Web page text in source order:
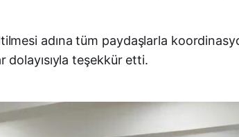
adına tüm paydaşlarla
teşekkür etti.